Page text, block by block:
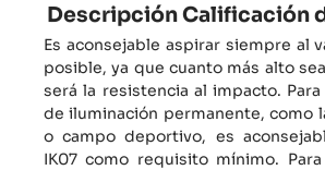
Descripción Calificación
Es aconsejable aspirar siempre al
posible, ya que cuanto más alto
será la resistencia al impacto.
de iluminación permanente, como
o campo deportivo, es
IK07 como requisito mínimo.